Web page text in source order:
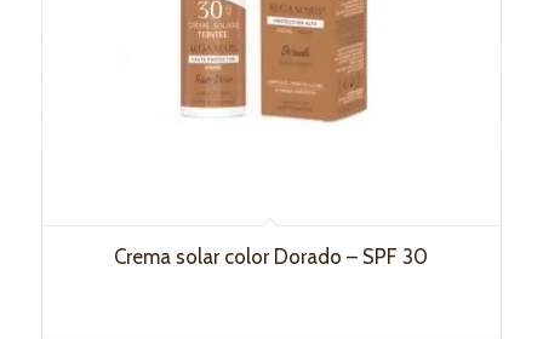
Crema solar color Dorado – SPF 30